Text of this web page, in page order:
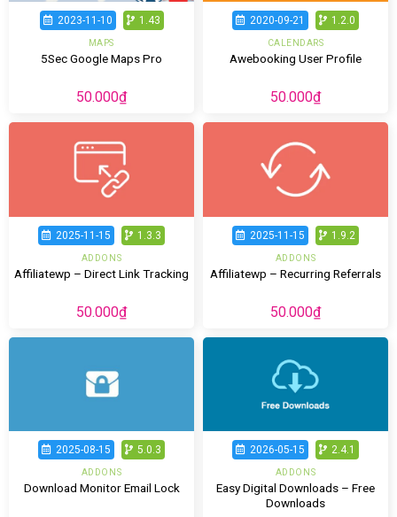
2023-11-10 1.43
MAPS
5Sec Google Maps Pro
50.000₫
2020-09-21 1.2.0
CALENDARS
Awebooking User Profile
50.000₫
2025-11-15 1.3.3
ADDONS
Affiliatewp – Direct Link Tracking
50.000₫
2025-11-15 1.9.2
ADDONS
Affiliatewp – Recurring Referrals
50.000₫
2025-08-15 5.0.3
ADDONS
Download Monitor Email Lock
2026-05-15 2.4.1
ADDONS
Easy Digital Downloads – Free
Downloads